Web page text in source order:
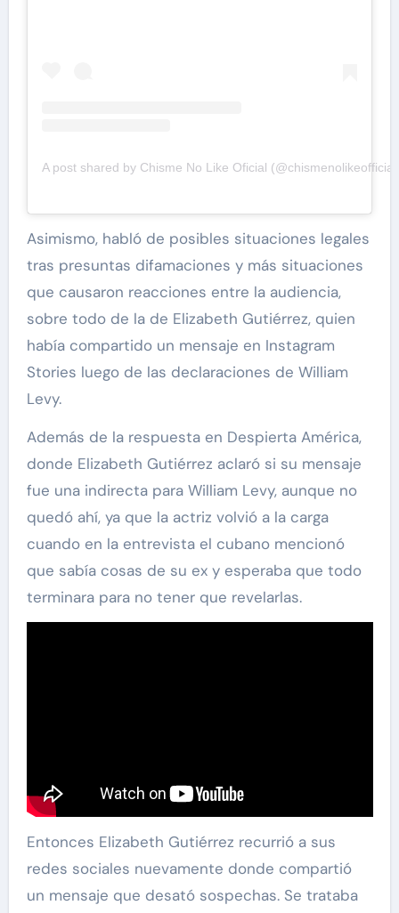
A post shared by Chisme No Like Oficial
Asimismo, habló de posibles situaciones legales
tras presuntas difamaciones y más situaciones
que causaron reacciones entre la audiencia,
sobre todo de la de Elizabeth Gutiérrez, quien
había compartido un mensaje en Instagram
Stories luego de las declaraciones de William
Levy.
Además de la respuesta en Despierta América,
donde Elizabeth Gutiérrez aclaró si su mensaje
fue una indirecta para William Levy, aunque no
quedó ahí, ya que la actriz volvió a la carga
cuando en la entrevista el cubano mencionó
que sabía cosas de su ex y esperaba que todo
terminara para no tener que revelarlas.
Entonces Elizabeth Gutiérrez recurrió a sus
redes sociales nuevamente donde compartió
un mensaje que desató sospechas. Se trataba